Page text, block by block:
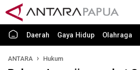
Daerah Gaya Hidup Olahraga
ANTARA Hukum